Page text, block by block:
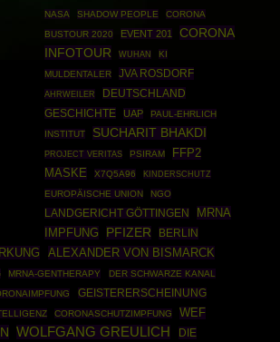
NASA SHADOW PEOPLE
CORONA
BUSTOUR 2020
EVENT 201
CORONA
INFOTOUR
WUHAN
KI
MULDENTALER
JVA ROSDORF
AHRWEILER
DEUTSCHLAND
GESCHICHTE
UAP
PAUL-EHRLICH
INSTITUT
SUCHARIT BHAKDI
PROJECT VERITAS PSIRAM
FFP2
MASKE
X7Q5A96 KINDERSCHUTZ
EUROPÄISCHE UNION NGO
LANDGERICHT GÖTTINGEN
MRNA
IMPFUNG
PFIZER BERLIN
ALEXANDER VON BISMARCK
MRNA-GENTHERAPY
DER SCHWARZE KANAL
GEISTERERSCHEINUNG
CORONASCHUTZIMPFUNG WEF
WOLFGANG GREULICH
DIE